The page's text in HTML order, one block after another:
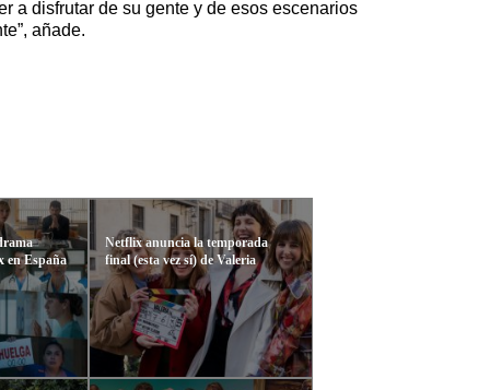
a disfrutar de su gente y de esos escenarios
añade.
en España
Netflix anuncia la temporada
final (esta vez sí) de Valeria